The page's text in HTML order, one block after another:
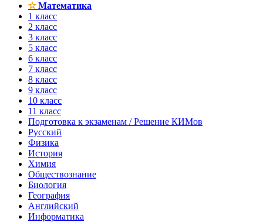
✫Математика
1 класс
2 класс
3 класс
5 класс
6 класс
7 класс
8 класс
9 класс
10 класс
11 класс
Подготовка к экзаменам / Решение КИМов
Русский
Физика
История
Химия
Обществознание
Биология
География
Английский
Информатика